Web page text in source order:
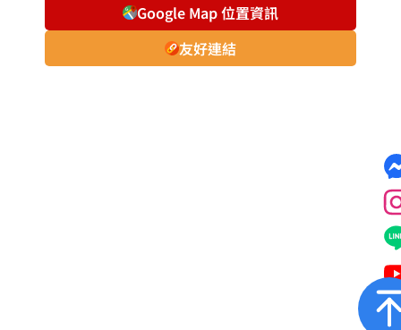
Google Map 位置資訊
友好連結